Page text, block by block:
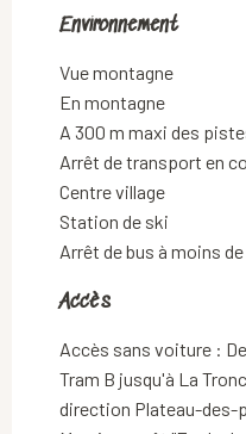
Environnement
Environnement
Vue montagne
En montagne
A 300 m maxi des
Arrêt de transport en
Centre village
Station de ski
Arrêt de bus à moins
Accès
Accès
Accès sans voiture :
Tram B jusqu'à La
direction Plateau-